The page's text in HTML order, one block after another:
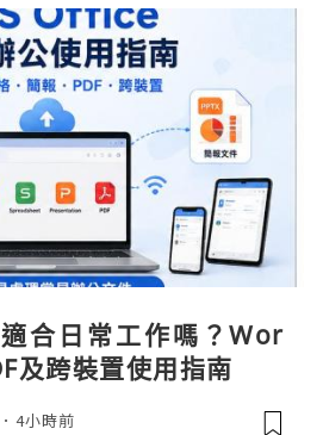
合日常工作嗎？Wor
及跨裝置使用指南
4小時前